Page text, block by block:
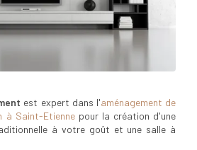
est expert dans l'aménagement de
à Saint-Etiennepour la création d'une
à votre goût et une salle à